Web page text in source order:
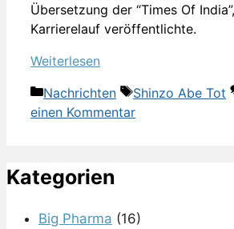
Übersetzung der “Times Of
Karrierelauf veröffentlichte.
Weiterlesen
Kategorien
Nachrichten Schlagwörter
Shinzo Abe Tot
einen Kommentar
Kategorien
Big Pharma (16)